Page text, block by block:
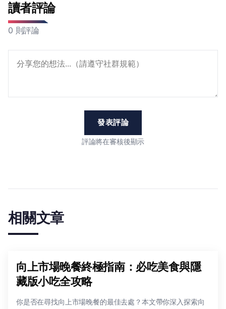
讀者評論
0 則評論
發表評論
評論將在審核後顯示
相關文章
向上市場晚餐終極指南：必吃美食與隱
藏版小吃全攻略
你是否在尋找向上市場晚餐的最佳去處？本文帶你深入探索向